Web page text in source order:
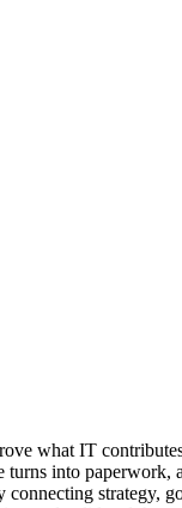
what IT
turns into
strategy,